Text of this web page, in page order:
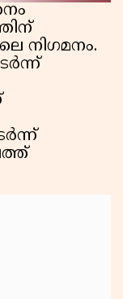
നിഗമനം.